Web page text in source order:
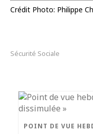
Crédit Photo: Philippe
Sécurité Sociale